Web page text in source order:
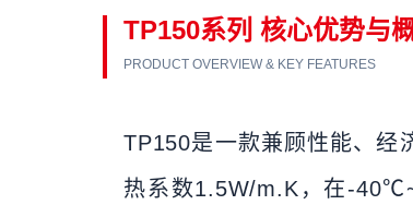
TP150系列 核心优势与
PRODUCT OVERVIEW & KEY FEATURES
TP150是一款兼顾性能、经
热系数1.5W/m.K，在-